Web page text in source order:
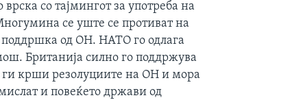
со тајмингот за употреба на
се уште се противат на
поддршка од ОН. НАТО го одлага
Британија силно го поддржува
ги крши резолуциите на ОН и мора
и повеќето држави од